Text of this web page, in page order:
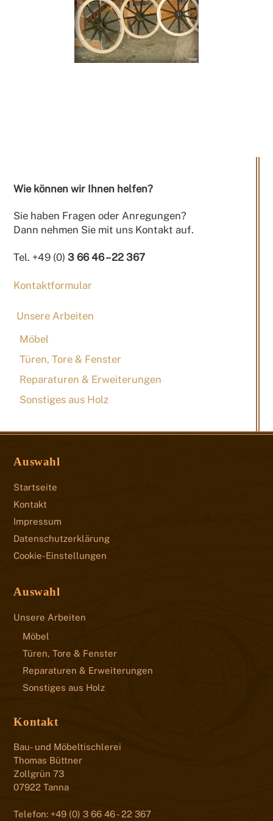
Wie können wir Ihnen helfen?
Sie haben Fragen oder Anregungen?
Dann nehmen Sie mit uns Kontakt auf.
Tel. +49 (0)3 66 46 – 22 367
Kontaktformular
Unsere Arbeiten
Möbel
Türen, Tore & Fenster
Reparaturen & Erweiterungen
Sonstiges aus Holz
Auswahl
Startseite
Kontakt
Impressum
Datenschutzerklärung
Cookie-Einstellungen
Auswahl
Unsere Arbeiten
Möbel
Türen, Tore & Fenster
Reparaturen & Erweiterungen
Sonstiges aus Holz
Kontakt
Bau- und Möbeltischlerei
Thomas Büttner
Zollgrün 73
07922 Tanna
Telefon: +49 (0) 3 66 46 - 22 367